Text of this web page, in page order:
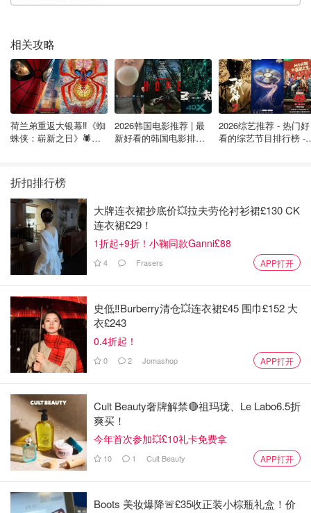
相关攻略
荷兰弟重返大银幕‼️《蜘
蛛侠：崭新之日》🕷️北
2026韩国电影推荐 | 最
新好看的韩国电影排行
2026综艺推荐 - 热门好
看的综艺节目排行榜 -
折扣排行榜
大牌连衣裙抄底价💥拉夫劳伦衬衫裙£130 CK
连衣裙£29！
1折起+9折！小鞠同款Ganni£88
4 Frasers APP打开
史低‼️Burberry清仓💥连衣裙£45 围巾£152 大
衣£243
0.4折起！
0 2 Jomashop APP打开
Cult Beauty奢牌解禁🔴祖玛珑、Le Labo6.5折
爽买！
今年首次参加💥£10礼卡免费拿
10 1 Cult Beauty APP打开
Boots 美妆爆降🚨£35收正装小棕瓶礼盒！价